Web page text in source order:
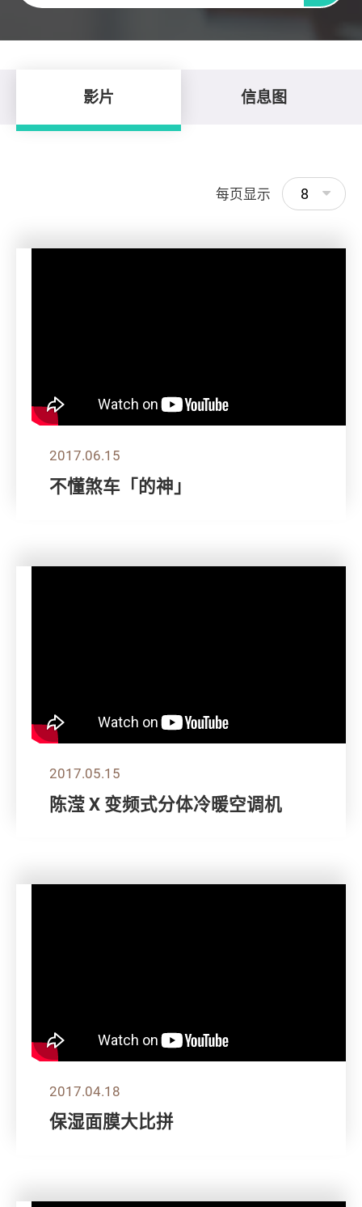
影片 信息图
每页显示 8
2017.06.15
不懂煞车「的神」
2017.05.15
陈滢 X 变频式分体冷暖空调机
2017.04.18
保湿面膜大比拼